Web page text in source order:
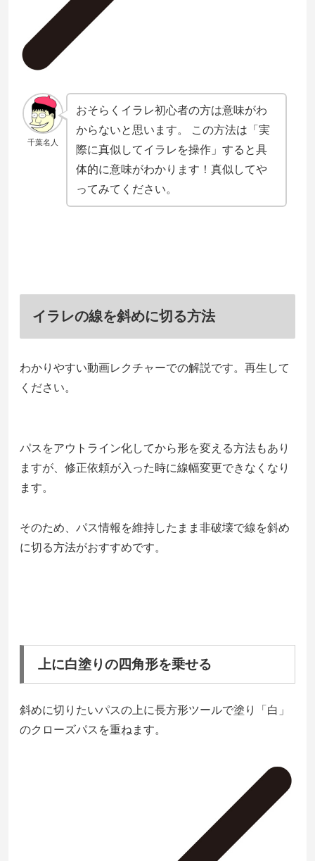
千葉名人
おそらくイラレ初心者の方は意味がわ
からないと思います。 この方法は「実
際に真似してイラレを操作」すると具
体的に意味がわかります！真似してや
ってみてください。
イラレの線を斜めに切る方法
わかりやすい動画レクチャーでの解説です。再生して
ください。
パスをアウトライン化してから形を変える方法もあり
ますが、修正依頼が入った時に線幅変更できなくなり
ます。
そのため、パス情報を維持したまま非破壊で線を斜め
に切る方法がおすすめです。
上に白塗りの四角形を乗せる
斜めに切りたいパスの上に長方形ツールで塗り「白」
のクローズパスを重ねます。